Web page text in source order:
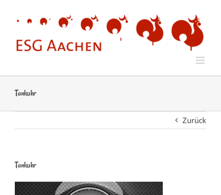
springen
Tankuhr
Zurück
Tankuhr